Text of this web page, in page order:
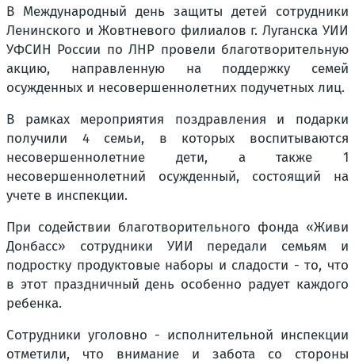
В Международный день защиты детей сотрудники
Ленинского и Жовтневого филиалов г. Луганска УИИ
УФСИН России по ЛНР провели благотворительную
акцию, направленную на поддержку семей
осужденных и несовершеннолетних подучетных лиц.
В рамках мероприятия поздравления и подарки
получили 4 семьи, в которых воспитываются
несовершеннолетние дети, а также 1
несовершеннолетний осужденный, состоящий на
учете в инспекции.
При содействии благотворительного фонда «Живи
Донбасс» сотрудники УИИ передали семьям и
подростку продуктовые наборы и сладости - то, что
в этот праздничный день особенно радует каждого
ребенка.
Сотрудники уголовно - исполнительной инспекции
отметили, что внимание и забота со стороны